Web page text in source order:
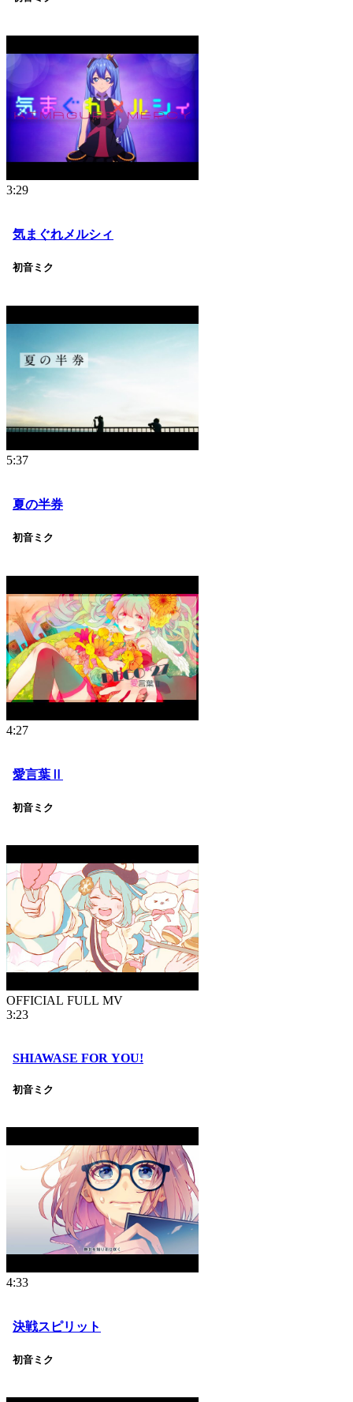
3:29
気まぐれメルシィ
初音ミク
5:37
夏の半券
初音ミク
4:27
愛言葉Ⅱ
初音ミク
OFFICIAL FULL MV
3:23
SHIAWASE FOR YOU!
初音ミク
4:33
決戦スピリット
初音ミク